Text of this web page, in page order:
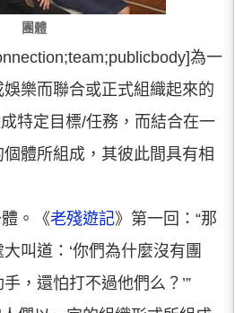
團體
為一
樂而聯合或正式組織起來的
特定目標/任務，而結合在一
體所組成，其彼此間具有相
。《老殘遊記》第一回：“那
叫道：‘你們為什麼沒有團
，還怕打不過他們么？’”